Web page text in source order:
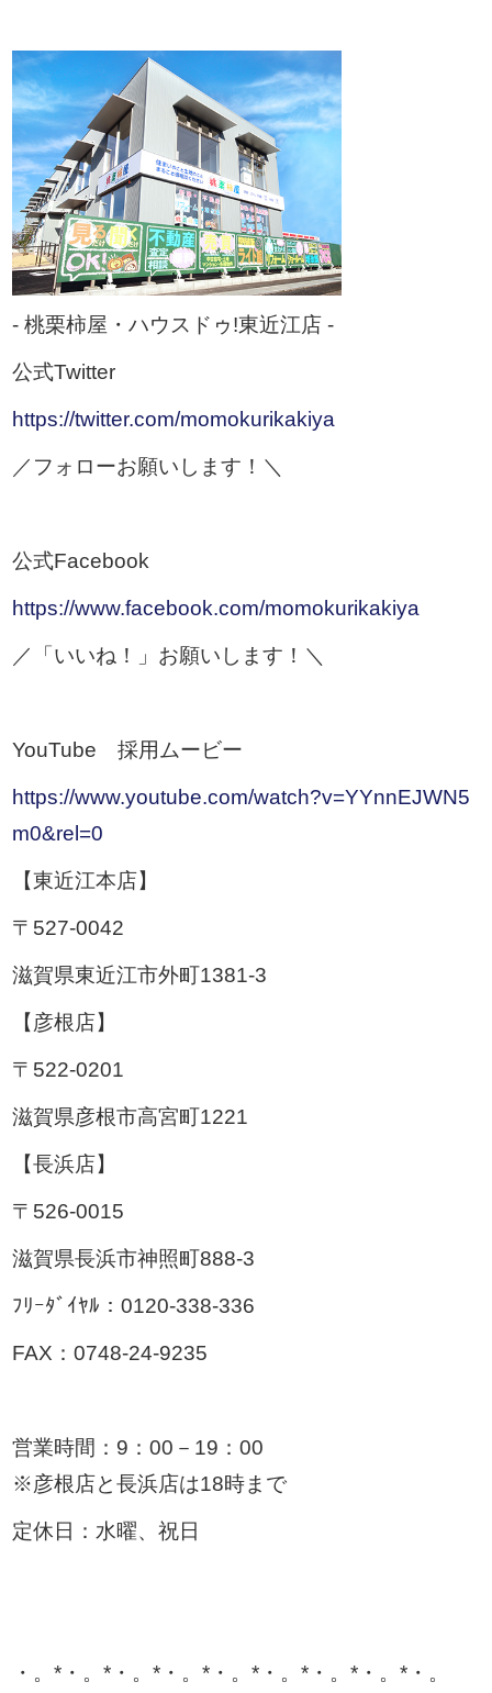
- 桃栗柿屋・ハウスドゥ!東近江店 -
公式Twitter
https://twitter.com/momokurikakiya
／フォローお願いします！＼
公式Facebook
https://www.facebook.com/momokurikakiya
／「いいね！」お願いします！＼
YouTube 採用ムービー
https://www.youtube.com/watch?v=YYnnEJWN5
m0&rel=0
【東近江本店】
〒527-0042
滋賀県東近江市外町1381-3
【彦根店】
〒522-0201
滋賀県彦根市高宮町1221
【長浜店】
〒526-0015
滋賀県長浜市神照町888-3
ﾌﾘｰﾀﾞｲﾔﾙ：0120-338-336
FAX：0748-24-9235
営業時間：9：00－19：00
※彦根店と長浜店は18時まで
定休日：水曜、祝日
・。*・。*・。*・。*・。*・。*・。*・。*・。